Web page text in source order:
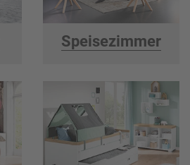
Speisezimmer